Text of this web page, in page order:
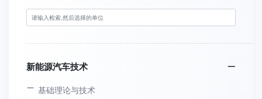
新能源汽车技术
基础理论与技术